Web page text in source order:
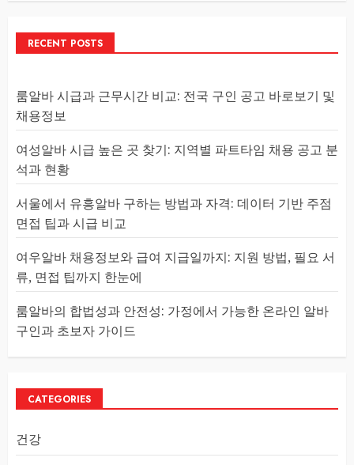
RECENT POSTS
룸알바 시급과 근무시간 비교: 전국 구인 공고 바로보기 및
채용정보
여성알바 시급 높은 곳 찾기: 지역별 파트타임 채용 공고 분
석과 현황
서울에서 유흥알바 구하는 방법과 자격: 데이터 기반 주점
면접 팁과 시급 비교
여우알바 채용정보와 급여 지급일까지: 지원 방법, 필요 서
류, 면접 팁까지 한눈에
룸알바의 합법성과 안전성: 가정에서 가능한 온라인 알바
구인과 초보자 가이드
CATEGORIES
건강